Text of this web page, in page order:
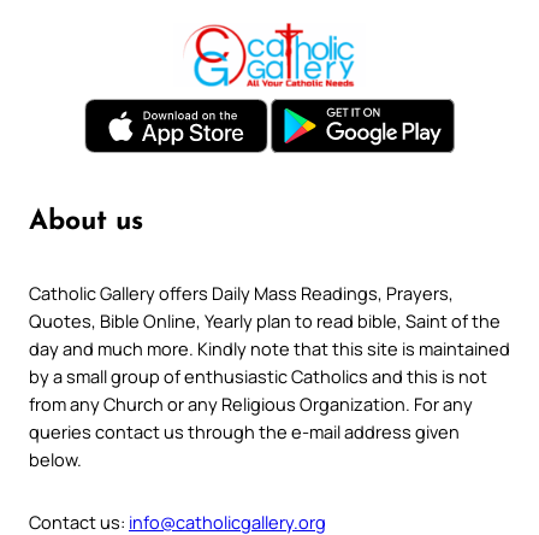
About us
Catholic Gallery offers Daily Mass Readings, Prayers,
Quotes, Bible Online, Yearly plan to read bible, Saint of the
day and much more. Kindly note that this site is maintained
by a small group of enthusiastic Catholics and this is not
from any Church or any Religious Organization. For any
queries contact us through the e-mail address given
below.
Contact us: info@catholicgallery.org